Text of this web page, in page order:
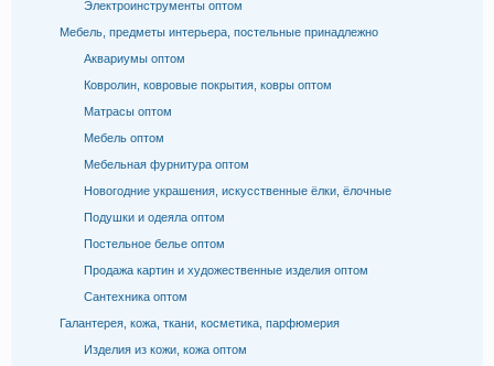
Электроинструменты оптом
Мебель, предметы интерьера, постельные принадлежно
Аквариумы оптом
Ковролин, ковровые покрытия, ковры оптом
Матрасы оптом
Мебель оптом
Мебельная фурнитура оптом
Новогодние украшения, искусственные ёлки, ёлочные
Подушки и одеяла оптом
Постельное белье оптом
Продажа картин и художественные изделия оптом
Сантехника оптом
Галантерея, кожа, ткани, косметика, парфюмерия
Изделия из кожи, кожа оптом